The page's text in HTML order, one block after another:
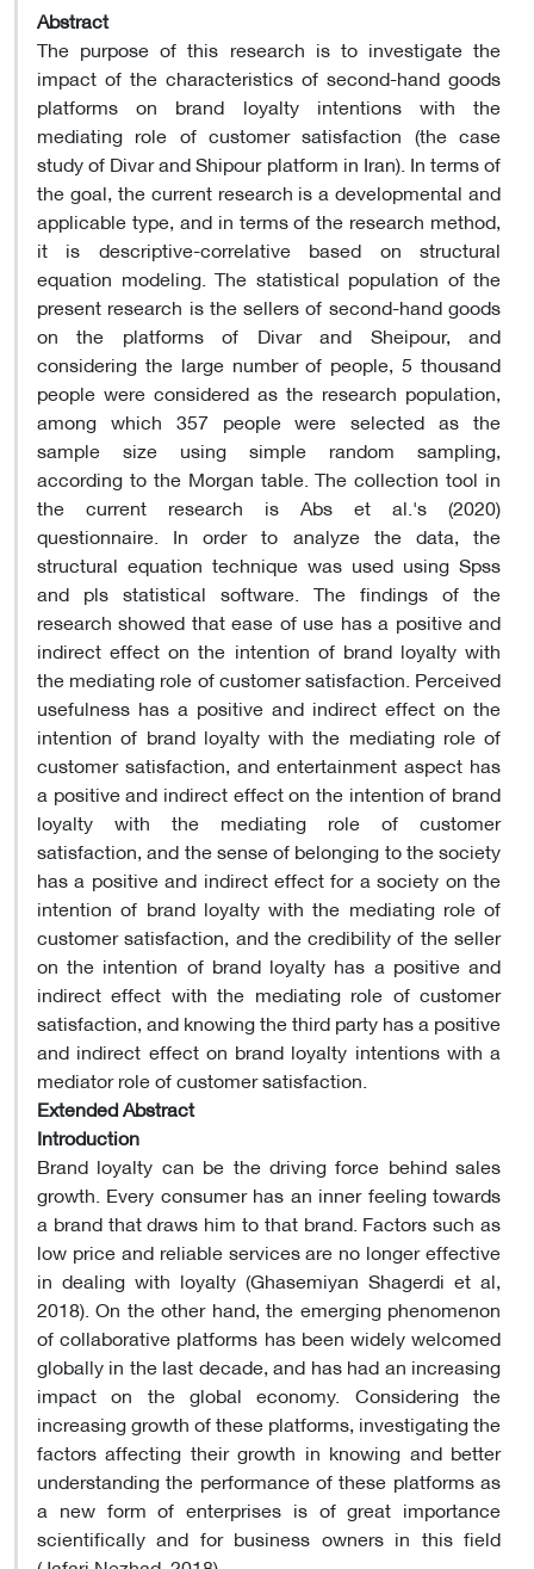
Abstract
The purpose of this research is to investigate the
impact of the characteristics of second-hand goods
platforms on brand loyalty intentions with the
mediating role of customer satisfaction (the case
study of Divar and Shipour platform in Iran). In terms of
the goal, the current research is a developmental and
applicable type, and in terms of the research method,
it is descriptive-correlative based on structural
equation modeling. The statistical population of the
present research is the sellers of second-hand goods
on the platforms of Divar and Sheipour, and
considering the large number of people, 5 thousand
people were considered as the research population,
among which 357 people were selected as the
sample size using simple random sampling,
according to the Morgan table. The collection tool in
the current research is Abs et al.'s (2020)
questionnaire. In order to analyze the data, the
structural equation technique was used using Spss
and pls statistical software. The findings of the
research showed that ease of use has a positive and
indirect effect on the intention of brand loyalty with
the mediating role of customer satisfaction. Perceived
usefulness has a positive and indirect effect on the
intention of brand loyalty with the mediating role of
customer satisfaction, and entertainment aspect has
a positive and indirect effect on the intention of brand
loyalty with the mediating role of customer
satisfaction, and the sense of belonging to the society
has a positive and indirect effect for a society on the
intention of brand loyalty with the mediating role of
customer satisfaction, and the credibility of the seller
on the intention of brand loyalty has a positive and
indirect effect with the mediating role of customer
satisfaction, and knowing the third party has a positive
and indirect effect on brand loyalty intentions with a
mediator role of customer satisfaction.
Extended Abstract
Introduction
Brand loyalty can be the driving force behind sales
growth. Every consumer has an inner feeling towards
a brand that draws him to that brand. Factors such as
low price and reliable services are no longer effective
in dealing with loyalty (Ghasemiyan Shagerdi et al,
2018). On the other hand, the emerging phenomenon
of collaborative platforms has been widely welcomed
globally in the last decade, and has had an increasing
impact on the global economy. Considering the
increasing growth of these platforms, investigating the
factors affecting their growth in knowing and better
understanding the performance of these platforms as
a new form of enterprises is of great importance
scientifically and for business owners in this field